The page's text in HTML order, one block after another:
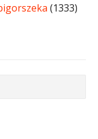
(1333)